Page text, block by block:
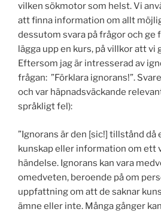
vilken sökmotor som helst. Vi
att finna information om allt
dessutom svara på frågor och ge
lägga upp en kurs, på villkor att
Eftersom jag är intresserad av
frågan: ”Förklara ignorans!”.
och var häpnadsväckande
språkligt fel):
”Ignorans är den [sic!] tillstånd då
kunskap eller information om ett
händelse. Ignorans kan vara
omedveten, beroende på om
uppfattning om att de saknar
ämne eller inte. Många gånger